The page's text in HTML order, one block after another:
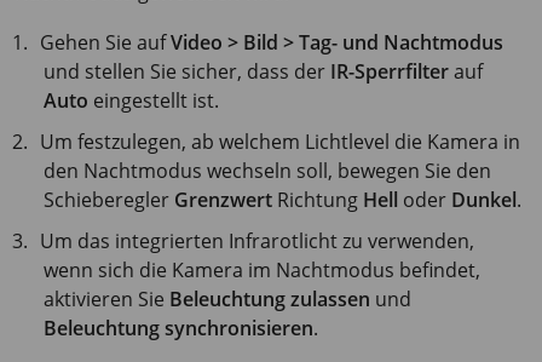
Gehen Sie aufVideo > Bild > Tag- und Nachtmodus
und stellen Sie sicher, dass der IR-Sperrfilterauf
Auto eingestellt ist.
Um festzulegen, ab welchem Lichtlevel die Kamera in
den Nachtmodus wechseln soll, bewegen Sie den
Schieberegler Grenzwert Richtung Hell oder Dunkel.
Um das integrierten Infrarotlicht zu verwenden,
wenn sich die Kamera im Nachtmodus befindet,
aktivieren Sie Beleuchtung zulassen und
Beleuchtung synchronisieren.